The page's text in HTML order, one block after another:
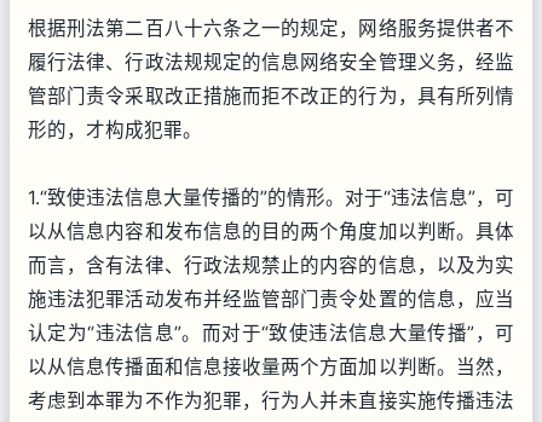
根据刑法第二百八十六条之一的规定，网络服务提供者不
履行法律、行政法规规定的信息网络安全管理义务，经监
管部门责令采取改正措施而拒不改正的行为，具有所列情
形的，才构成犯罪。
1.“致使违法信息大量传播的”的情形。对于“违法信息”，可
以从信息内容和发布信息的目的两个角度加以判断。具体
而言，含有法律、行政法规禁止的内容的信息，以及为实
施违法犯罪活动发布并经监管部门责令处置的信息，应当
认定为“违法信息”。而对于“致使违法信息大量传播”，可
以从信息传播面和信息接收量两个方面加以判断。当然，
考虑到本罪为不作为犯罪，行为人并未直接实施传播违法